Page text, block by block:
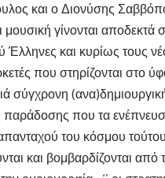
και ο Διονύσης
γίνονται αποδεκτά
Έλληνες και κυρίως τους
που στηρίζονται στο
παράδοσης που τα
του κόσμου
και βομβαρδίζονται από